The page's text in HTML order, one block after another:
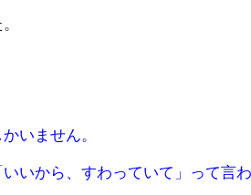
いません。
から、すわっていて」って言わ